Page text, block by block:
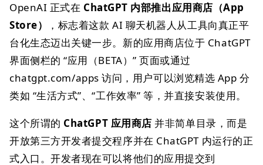
OpenAI 正式在 ChatGPT 内部推出应用商店（App
Store）
，标志着这款 AI 聊天机器人从工具向真正平
台化生态迈出关键一步。新的应用商店位于 ChatGPT
界面侧栏的 “应用（BETA）” 页面或通过
chatgpt.com/apps 访问，用户可以浏览精选 App 分
类如 “生活方式”、“工作效率” 等，并直接安装使用。
这个所谓的 ChatGPT 应用商店 并非简单目录，而是
开放第三方开发者提交程序并在 ChatGPT 内运行的正
式入口。开发者现在可以将他们的应用提交到